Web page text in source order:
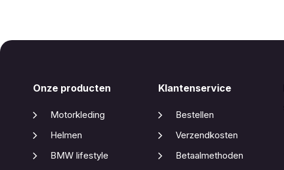
Onze producten
Motorkleding
Helmen
BMW lifestyle
Klantenservice
Bestellen
Verzendkosten
Betaalmethoden